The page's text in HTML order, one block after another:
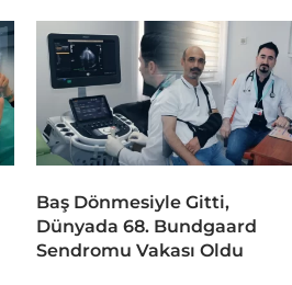
Baş Dönmesiyle Gitti,
Dünyada 68. Bundgaard
Sendromu Vakası Oldu